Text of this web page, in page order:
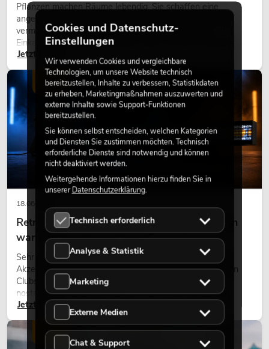
Pflanzen machen Räume lebendig. Sie schaffen eine
angenehme Atmosphäre, verbessern das Ambiente und
vermitteln Natürlichkeit. Ob in Hotels, Restaurants,
Einkaufszentren, Bürogebäuden oder auf Messeständen:
eine hochwertige Begrünung gehört heute längst zum
modernen Raumkonzept.
Jetzt lesen
18.06.2026
Retro-Licht im modernen Lichtdesign: Warum
warmes Licht wieder wirkt
Sehr warmes Licht, sichtbare Leuchtflächen und farbige
Akzente prägen viele aktuelle Lichtdesigns auf Bühnen, in
Clubs und bei Events. Retro-Licht ist dabei kein rein
nostalgischer Effekt, sondern ein bewusst eingesetztes
Gestaltungsmittel: Es schafft Atmosphäre, gibt Szenen
Charakter und kann technische LED-Setups emotionaler
wirken lassen.
Jetzt lesen
LICHT
LICHT
Cookies und Datenschutz-
Einstellungen
Wir verwenden Cookies und vergleichbare
Technologien, um unsere Website technisch
bereitzustellen, Inhalte zu verbessern, Statistikdaten
zu erheben, Marketingmaßnahmen auszuwerten und
externe Inhalte sowie Support-Funktionen
bereitzustellen.
Sie können selbst entscheiden, welchen Kategorien
und Diensten Sie zustimmen möchten. Technisch
erforderliche Dienste sind notwendig und können
nicht deaktiviert werden.
Weitergehende Informationen hierzu finden Sie in
unsererDatenschutzerklärung.
Technisch erforderlich
Analyse & Statistik
Marketing
Externe Medien
Chat & Support